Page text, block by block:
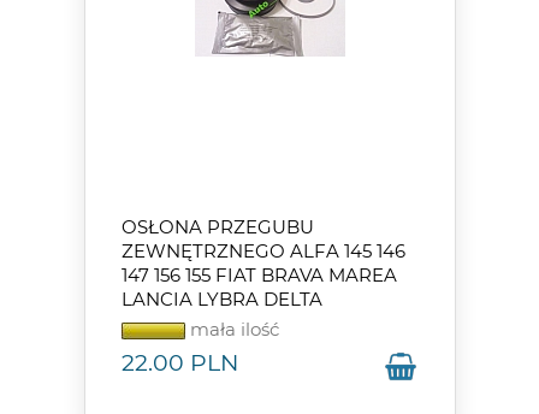
OSŁONA PRZEGUBU
ZEWNĘTRZNEGO ALFA 145 146
147 156 155 FIAT BRAVA MAREA
LANCIA LYBRA DELTA
mała ilość
22.00 PLN